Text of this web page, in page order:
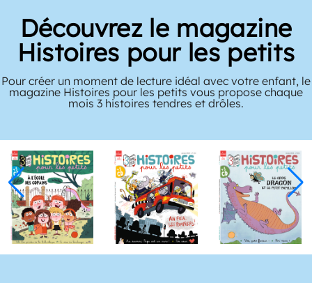
Découvrez le magazine
Histoires pour les petits
Pour créer un moment de lecture idéal avec votre enfant, le
magazine Histoires pour les petits vous propose chaque
mois 3 histoires tendres et drôles.